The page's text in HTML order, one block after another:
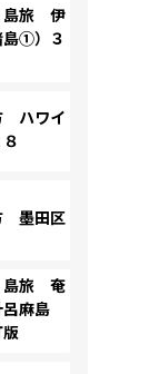
島旅 伊
①）３
ハワイ
墨田区
島旅 奄
麻島